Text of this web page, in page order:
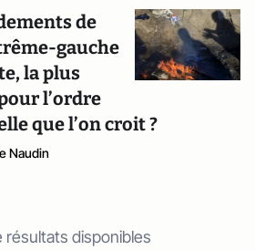
de
gauche
la plus
l’ordre
que l’on croit ?
Naudin
résultats disponibles